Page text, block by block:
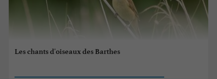
Les chants d'oiseaux des Barthes